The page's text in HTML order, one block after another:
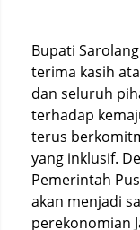
Bupati
terima kasih
dan seluruh
terhadap
terus
yang inklusif.
Pemerintah
akan menjadi
perekonomian